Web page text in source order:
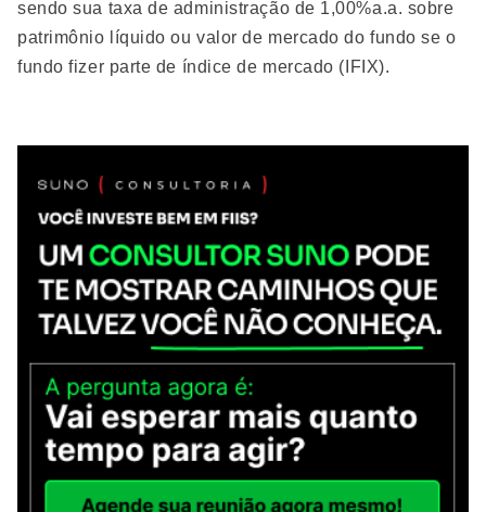
sendo sua taxa de administração de 1,00%a.a. sobre
patrimônio líquido ou valor de mercado do fundo se o
fundo fizer parte de índice de mercado (IFIX).